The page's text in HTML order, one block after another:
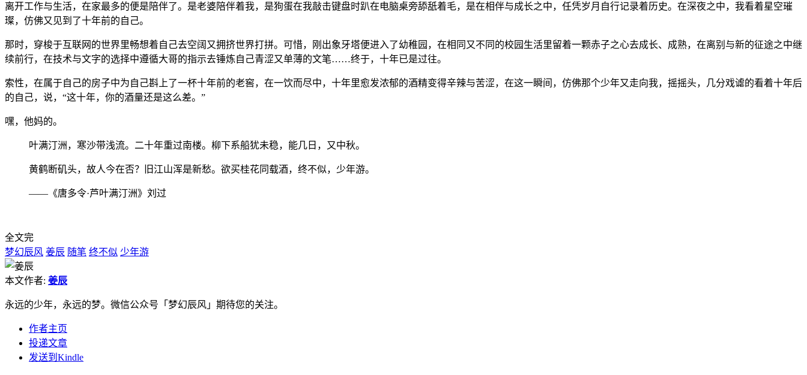
离开工作与生活，在家最多的便是陪伴了。是老婆陪伴着我，是狗蛋在我敲击键盘时趴在电脑桌旁舔舐着毛，是在相伴与成长之中，任凭岁月自行记录着历史。在深夜之中，我看着星空璀
璨，仿佛又见到了十年前的自己。
那时，穿梭于互联网的世界里畅想着自己去空阔又拥挤世界打拼。可惜，刚出象牙塔便进入了幼稚园，在相同又不同的校园生活里留着一颗赤子之心去成长、成熟，在离别与新的征途之中继
续前行，在技术与文字的选择中遵循大哥的指示去锤炼自己青涩又单薄的文笔……终于，十年已是过往。
索性，在属于自己的房子中为自己斟上了一杯十年前的老窖，在一饮而尽中，十年里愈发浓郁的酒精变得辛辣与苦涩，在这一瞬间，仿佛那个少年又走向我，摇摇头，几分戏谑的看着十年后
的自己，说，“这十年，你的酒量还是这么差。”
嘿，他妈的。
叶满汀洲，寒沙带浅流。二十年重过南楼。柳下系船犹未稳，能几日，又中秋。
黄鹤断矶头，故人今在否？旧江山浑是新愁。欲买桂花同载酒，终不似，少年游。
——《唐多令·芦叶满汀洲》刘过
全文完
梦幻辰风 姜辰 随笔 终不似 少年游
本文作者: 姜辰
永远的少年，永远的梦。微信公众号「梦幻辰风」期待您的关注。
作者主页
投递文章
发送到Kindle